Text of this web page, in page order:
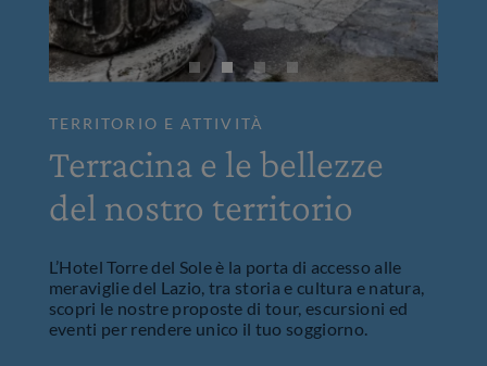
TERRITORIO E ATTIVITÀ
Terracina e le bellezze
del nostro territorio
L’Hotel Torre del Sole è la porta di accesso alle
meraviglie del Lazio, tra storia e cultura e natura,
scopri le nostre proposte di tour, escursioni ed
eventi per rendere unico il tuo soggiorno.